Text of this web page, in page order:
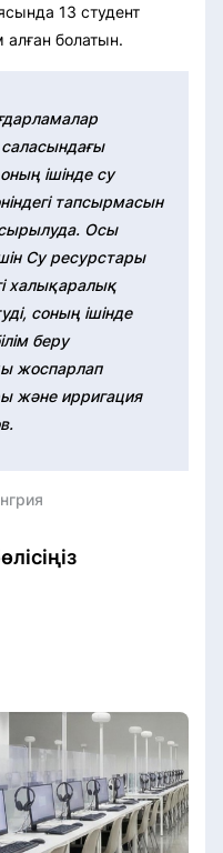
13 студент
алған болатын.
ішінде су
тапсырмасын
Осы
Су ресурстары
халықаралық
соның ішінде
беру
жоспарлап
және ирригация